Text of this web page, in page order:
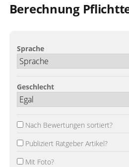
Berechnung
Sprache
Geschlecht
Nach Bewertungen sortiert?
Publiziert Ratgeber Artikel?
Mit Foto?